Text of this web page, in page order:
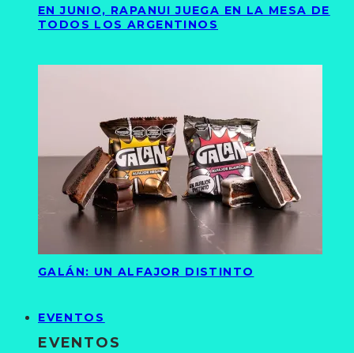
EN JUNIO, RAPANUI JUEGA EN LA MESA DE
TODOS LOS ARGENTINOS
GALÁN: UN ALFAJOR DISTINTO
EVENTOS
EVENTOS